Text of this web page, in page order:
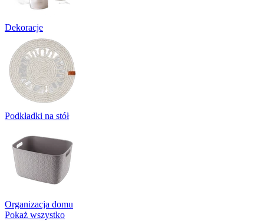
Dekoracje
Podkładki na stół
Organizacja domu
Pokaż wszystko